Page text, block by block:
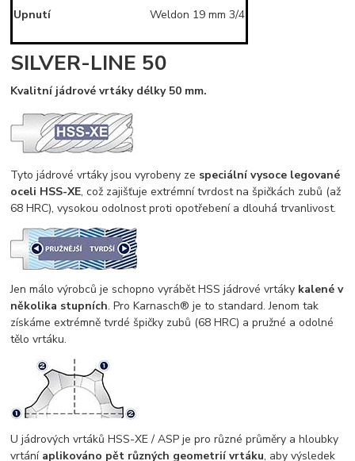
Upnutí
Weldon 19 mm 3/4
SILVER-LINE 50
Kvalitní jádrové vrtáky délky 50 mm.
Tyto jádrové vrtáky jsou vyrobeny ze speciální vysoce legované
oceli HSS-XE, což zajišťuje extrémní tvrdost na špičkách zubů (až
68 HRC), vysokou odolnost proti opotřebení a dlouhá trvanlivost.
Jen málo výrobců je schopno vyrábět HSS jádrové vrtáky kalené v
několika stupních. Pro Karnasch® je to standard. Jenom tak
získáme extrémně tvrdé špičky zubů (68 HRC) a pružné a odolné
tělo vrtáku.
U jádrových vrtáků HSS-XE / ASP je pro různé průměry a hloubky
vrtání aplikováno pět různých geometrií vrtáku, aby výsledek